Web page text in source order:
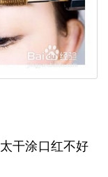
干涂口红不好